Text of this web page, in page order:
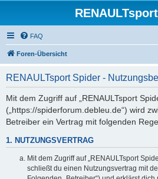
FAQ
Foren-Übersicht
RENAULTsport Spider -
Mit dem Zugriff auf „RENAULTsport
(„https://spiderforum.debleu.de“) wird
Betreiber ein Vertrag mit folgenden
1. NUTZUNGSVERTRAG
Mit dem Zugriff auf „RENAULTsport
schließt du einen Nutzungsvertrag mit